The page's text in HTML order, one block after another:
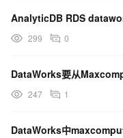
AnalyticDB RDS
299 0
247 1
DataWorks中